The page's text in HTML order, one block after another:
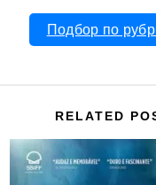
Подбор по
RELATED